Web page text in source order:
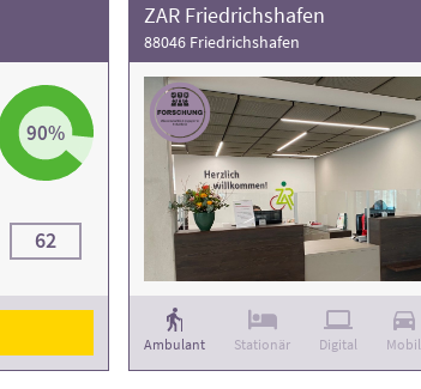
90%
62
ZAR Friedrichshafen
88046 Friedrichshafen
Ambulant Stationär Digital Mobil